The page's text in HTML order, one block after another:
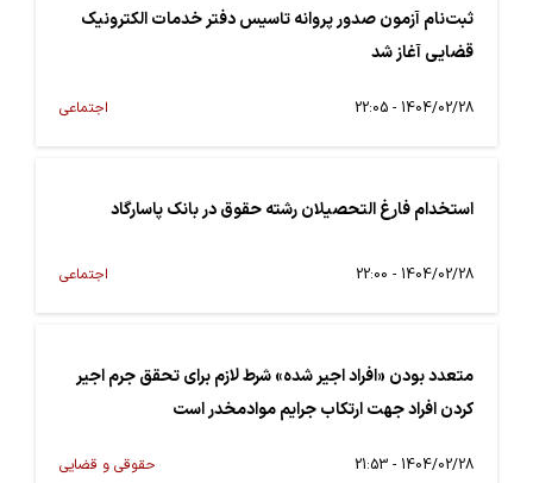
ثبت‌نام آزمون صدور پروانه تاسیس دفتر خدمات الکترونیک
قضایی آغاز شد
1404/02/28 - 22:05 اجتماعی
استخدام فارغ التحصیلان رشته حقوق در بانک پاسارگاد
1404/02/28 - 22:00 اجتماعی
متعدد بودن «افراد اجیر شده» شرط لازم برای تحقق جرم اجیر
کردن افراد جهت ارتکاب جرایم موادمخدر است
1404/02/28 - 21:53 حقوقی و قضایی